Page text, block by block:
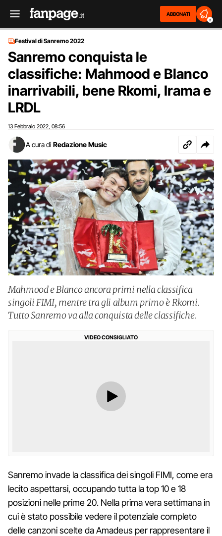
ABBONATI
2
Festival di Sanremo 2022
Sanremo conquista le
classifiche: Mahmood e Blanco
inarrivabili, bene Rkomi, Irama e
LRDL
13 Febbraio 2022 08:56
A cura di Redazione Music
Mahmood e Blanco ancora primi nella classifica
singoli FIMI, mentre tra gli album primo è Rkomi.
Tutto Sanremo va alla conquista delle classifiche.
VIDEO CONSIGLIATO
Sanremo invade la classifica dei singoli FIMI, come era
lecito aspettarsi, occupando tutta la top 10 e 18
posizioni nelle prime 20. Nella prima vera settimana in
cui è stato possibile vedere il potenziale completo
delle canzoni scelte da Amadeus per rappresentare il